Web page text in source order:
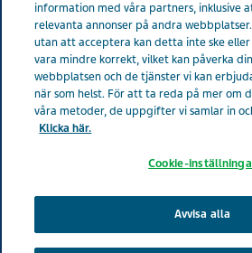
19
Anhörigvårdare
information med våra partners, inklusive
relevanta annonser på andra
utan att acceptera kan detta inte ske
vara mindre korrekt, vilket kan påverka
webbplatsen och de tjänster vi kan
när som helst. För att ta reda på mer om
våra metoder, de uppgifter vi samlar in
Klicka här.
Cookie-
Avvisa alla